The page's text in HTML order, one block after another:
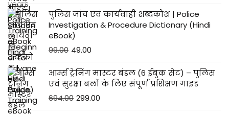
के
की
जा
न
का
री
I
W
पुलिस जांच एवं कार्यवाही शब्दकोश | Police
Investigation & Procedure Dictionary (Hindi
eBook)
99.00 49.00
आर्म्स ट्रेनिंग मास्टर बंडल (6 ईबुक सेट) – पुलिस
एवं सुरक्षा बलों के लिए संपूर्ण प्रशिक्षण गाइड
694.00 299.00